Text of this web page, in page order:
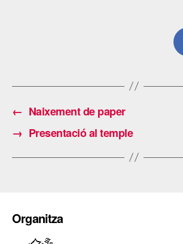
← Naixement de paper
→ Presentació al temple
Organitza